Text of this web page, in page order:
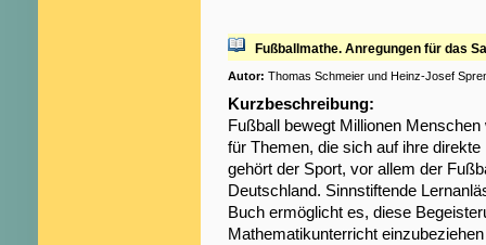
Fußballmathe. Anregungen für das
Autor: Thomas Schmeier und Heinz-Josef
Kurzbeschreibung:
Fußball bewegt Millionen
für Themen, die sich auf ihre
gehört der Sport, vor allem der
Deutschland. Sinnstiftende
Buch ermöglicht es, diese
Mathematikunterricht